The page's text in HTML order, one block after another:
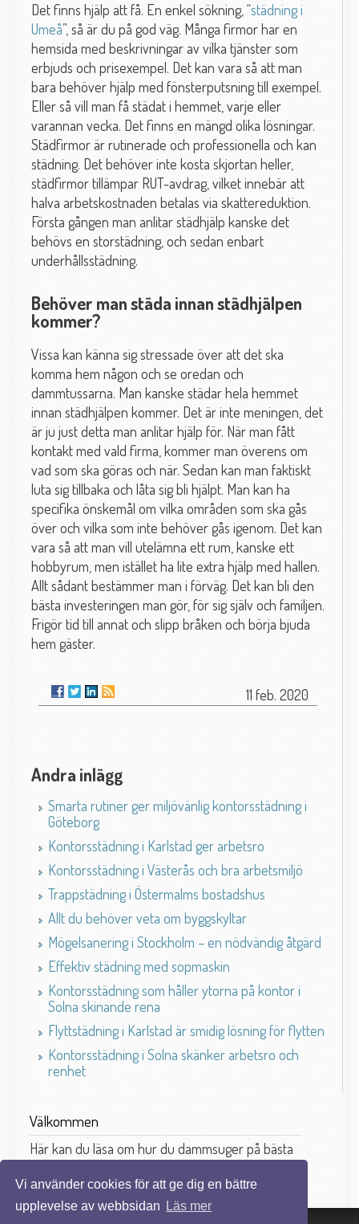
Vi använder cookies för att ge dig en bättre
upplevelse av webbsidan
Läs mer
Det finns hjälp att få. En enkel sökning, “städning i
Umeå”, så är du på god väg. Många firmor har en
hemsida med beskrivningar av vilka tjänster som
erbjuds och prisexempel. Det kan vara så att man
bara behöver hjälp med fönsterputsning till exempel.
Eller så vill man få städat i hemmet, varje eller
varannan vecka. Det finns en mängd olika lösningar.
Städfirmor är rutinerade och professionella och kan
städning. Det behöver inte kosta skjortan heller,
städfirmor tillämpar RUT-avdrag, vilket innebär att
halva arbetskostnaden betalas via skattereduktion.
Första gången man anlitar städhjälp kanske det
behövs en storstädning, och sedan enbart
underhållsstädning.
Behöver man städa innan städhjälpen
kommer?
Vissa kan känna sig stressade över att det ska
komma hem någon och se oredan och
dammtussarna. Man kanske städar hela hemmet
innan städhjälpen kommer. Det är inte meningen, det
är ju just detta man anlitar hjälp för. När man fått
kontakt med vald firma, kommer man överens om
vad som ska göras och när. Sedan kan man faktiskt
luta sig tillbaka och låta sig bli hjälpt. Man kan ha
specifika önskemål om vilka områden som ska gås
över och vilka som inte behöver gås igenom. Det kan
vara så att man vill utelämna ett rum, kanske ett
hobbyrum, men istället ha lite extra hjälp med hallen.
Allt sådant bestämmer man i förväg. Det kan bli den
bästa investeringen man gör, för sig själv och familjen.
Frigör tid till annat och slipp bråken och börja bjuda
hem gäster.
11 feb. 2020
Andra inlägg
Smarta rutiner ger miljövänlig kontorsstädning i
Göteborg
Kontorsstädning i Karlstad ger arbetsro
Kontorsstädning i Västerås och bra arbetsmiljö
Trappstädning i Östermalms bostadshus
Allt du behöver veta om byggskyltar
Mögelsanering i Stockholm – en nödvändig åtgärd
Effektiv städning med sopmaskin
Kontorsstädning som håller ytorna på kontor i
Solna skinande rena
Flyttstädning i Karlstad är smidig lösning för flytten
Kontorsstädning i Solna skänker arbetsro och
renhet
Välkommen
Här kan du läsa om hur du dammsuger på bästa